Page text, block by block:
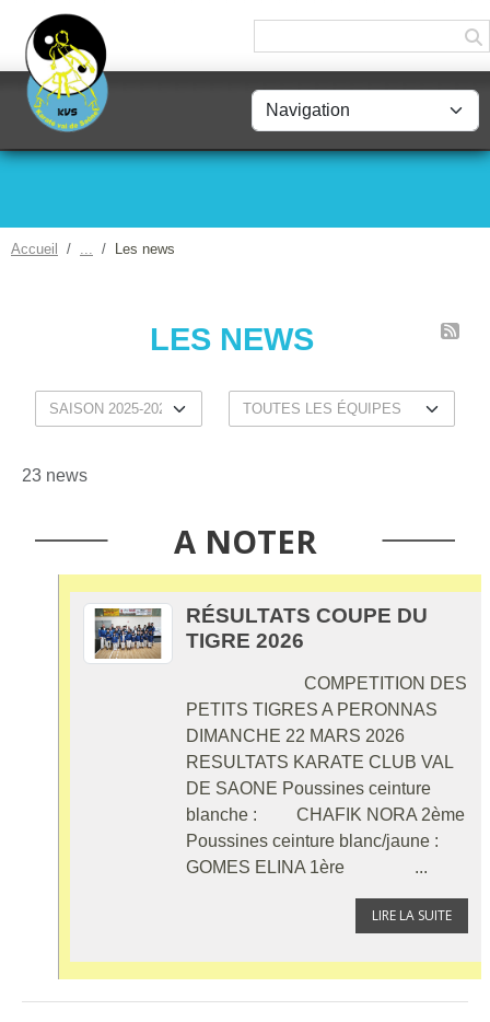
Accueil Les news
LES NEWS
23 news
A NOTER
RÉSULTATS COUPE DU
TIGRE 2026
COMPETITION DES
PETITS TIGRES A PERONNAS
DIMANCHE 22 MARS 2026
RESULTATS KARATE CLUB VAL
DE SAONE Poussines ceinture
blanche : CHAFIK NORA 2ème
Poussines ceinture blanc/jaune :
GOMES ELINA 1ère ...
LIRE LA SUITE
Panneau de gestion des cookies